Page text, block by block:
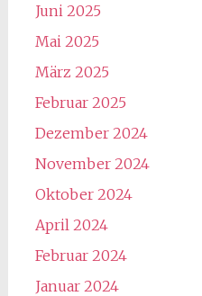
Juni 2025
Mai 2025
März 2025
Februar 2025
Dezember 2024
November 2024
Oktober 2024
April 2024
Februar 2024
Januar 2024